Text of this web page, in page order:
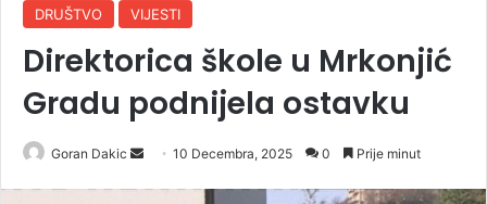
DRUŠTVO VIJESTI
Direktorica škole u Mrkonjić
Gradu podnijela ostavku
Goran Dakic 10 Decembra, 2025 0 Prije minut